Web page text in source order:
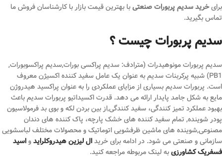
برایخرید سدیم پربورات صنعتیبا بهترین قیمت بازار با کارشناسان فروش ما
تماس بگیرید.
سدیم پربورات چیست ؟
سدیم پربورات مونوهیدرات (مترادف: سدیم پراکسی بورات,سدیم پراکسوبورات,
PB1) شبیه پرکربنات سدیم به عنوان یک عامل سفید کننده اکسیژن معروف
است. پربورات سدیم بسیاری از مزایای عملکردی را به عنوان پراکسید هیدروژن
مایع به شکل جامد پایدار ارائه می دهد. قدرت اکسیداتیو پربورات سدیم باعث
بهبود عملکرد تمیز کنندگی، سفید کنندگی,از بین بردن لکه و بوی بد فرمولاسیون
پودر شوینده, تمام سفید کننده های خشک پارچه، پاک کننده های دندان
مصنوعی,شوینده های ماشین ظرفشویی اتوماتیک و محصولات مختلف لباسشویی
سازمانی و صنعتی می شود. در ادامه برای خریدال لیزین هیدروکلرایدواسید
فسفریک کشاورزیبه لینک مربوطه مراجعه کنید.